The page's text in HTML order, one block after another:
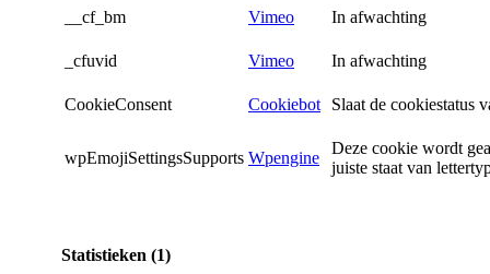
__cf_bm
Vimeo In afwachting
_cfuvid Vimeo In afwachting
CookieConsent Cookiebot Slaat de cookiestatus
wpEmojiSettingsSupports Wpengine
Deze cookie wordt
juiste staat van
Statistieken (1)